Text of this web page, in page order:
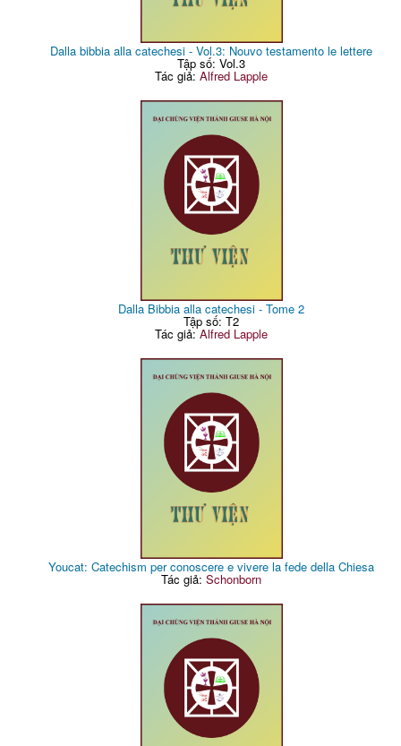
Dalla bibbia alla catechesi - Vol.3: Nouvo testamento le lettere
Tập số: Vol.3
Tác giả:Alfred Lapple
Dalla Bibbia alla catechesi - Tome 2
Tập số: T2
Tác giả:Alfred Lapple
Youcat: Catechism per conoscere e vivere la fede della Chiesa
Tác giả:Schonborn